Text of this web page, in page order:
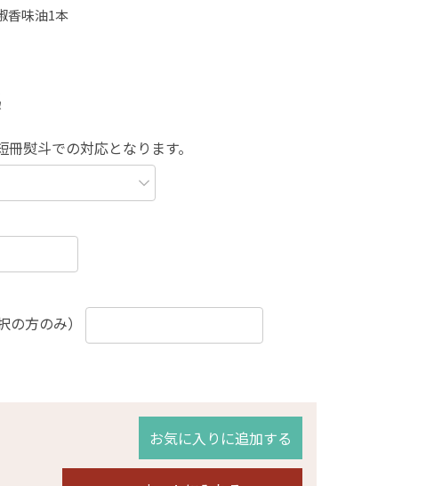
香味油1本
熨斗での対応となります。
の方のみ）
お気に入りに追加する